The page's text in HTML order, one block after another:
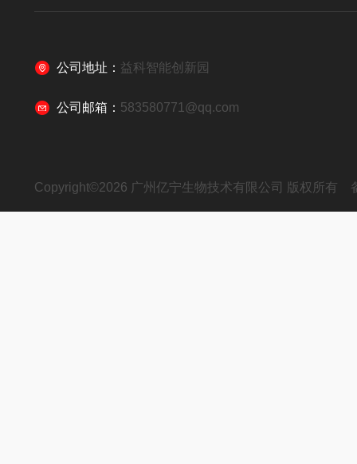
公司地址： 益科智能创新园
公司邮箱： 583580771@qq.com
Copyright©2026 广州亿宁生物技术有限公司 版权所有